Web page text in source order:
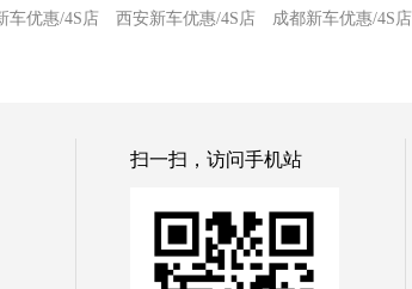
车优惠/4S店 西安新车优惠/4S店 成都新车优惠/4S店
扫一扫，访问手机站